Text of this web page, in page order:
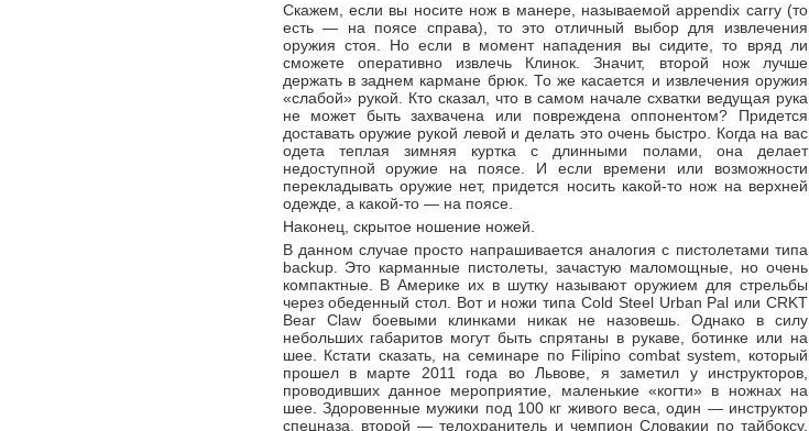
Скажем, если вы носите нож в манере, называемой appendix carry (то
есть — на поясе справа), то это отличный выбор для извлечения
оружия стоя. Но если в момент нападения вы сидите, то вряд ли
сможете оперативно извлечь Клинок. Значит, второй нож лучше
держать в заднем кармане брюк. То же касается и извлечения оружия
«слабой» рукой. Кто сказал, что в самом начале схватки ведущая рука
не может быть захвачена или повреждена оппонентом? Придется
доставать оружие рукой левой и делать это очень быстро. Когда на вас
одета теплая зимняя куртка с длинными полами, она делает
недоступной оружие на поясе. И если времени или возможности
перекладывать оружие нет, придется носить какой-то нож на верхней
одежде, а какой-то — на поясе.
Наконец, скрытое ношение ножей.
В данном случае просто напрашивается аналогия с пистолетами типа
backup. Это карманные пистолеты, зачастую маломощные, но очень
компактные. В Америке их в шутку называют оружием для стрельбы
через обеденный стол. Вот и ножи типа Cold Steel Urban Pal или CRKT
Bear Claw боевыми клинками никак не назовешь. Однако в силу
небольших габаритов могут быть спрятаны в рукаве, ботинке или на
шее. Кстати сказать, на семинаре по Filipino combat system, который
прошел в марте 2011 года во Львове, я заметил у инструкторов,
проводивших данное мероприятие, маленькие «когти» в ножнах на
шее. Здоровенные мужики под 100 кг живого веса, один — инструктор
спецназа, второй — телохранитель и чемпион Словакии по тайбоксу,